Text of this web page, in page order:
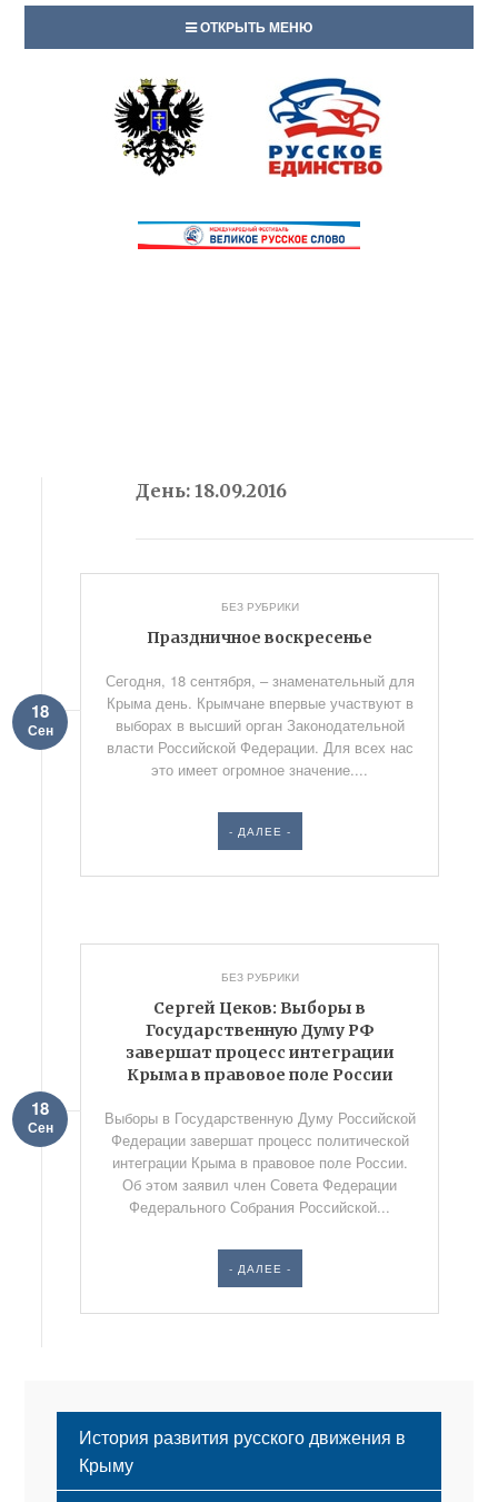
ОТКРЫТЬ МЕНЮ
День:18.09.2016
БЕЗ РУБРИКИ
Праздничное воскресенье
18
Сен
Сегодня, 18 сентября, – знаменательный для
Крыма день. Крымчане впервые участвуют в
выборах в высший орган Законодательной
власти Российской Федерации. Для всех нас
это имеет огромное значение....
- ДАЛЕЕ -
БЕЗ РУБРИКИ
Сергей Цеков: Выборы в
Государственную Думу РФ
завершат процесс интеграции
Крыма в правовое поле России
18
Сен
Выборы в Государственную Думу Российской
Федерации завершат процесс политической
интеграции Крыма в правовое поле России.
Об этом заявил член Совета Федерации
Федерального Собрания Российской...
- ДАЛЕЕ -
История развития русского движения в
Крыму